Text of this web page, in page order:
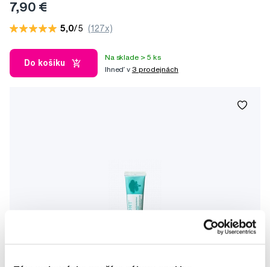
7,90 €
5,0/5 (127x)
Do košíku
Na sklade > 5 ks
Ihneď v 3 prodejnách